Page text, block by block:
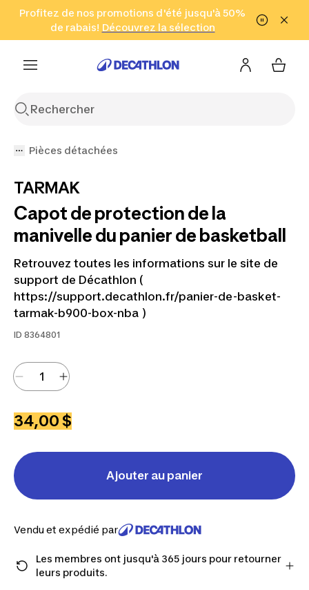
Aller à la recherche Aller au contenu Aller au pied de
Profitez de nos promotions d'été jusqu'à 50%
de rabais! Découvrez la sélection
Cliquez ici
en seulement 2 h!
(Zones sélectionnées)
Pièces détachées
TARMAK
Capot de protection de la
manivelle du panier de basketball
Retrouvez toutes les informations sur le site de
support de Décathlon (
https://support.decathlon.fr/panier-de-basket-
tarmak-b900-box-nba )
ID 8364801
34,00 $
Ajouter au panier
Vendu et expédié par
Les membres ont jusqu'à 365 jours pour retourner
leurs produits.